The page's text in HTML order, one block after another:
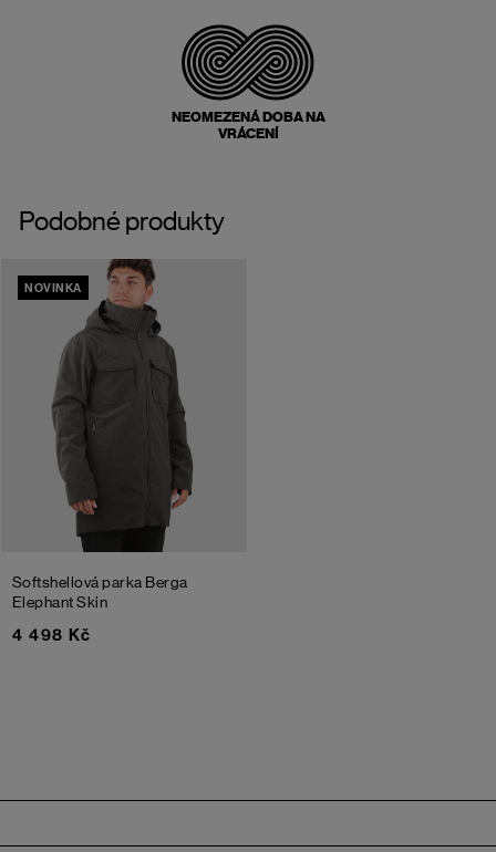
NEOMEZENÁ DOBA NA
VRÁCENÍ
Podobné produkty
NOVINKA
Softshellová parka Berga
Elephant Skin
4 498 Kč